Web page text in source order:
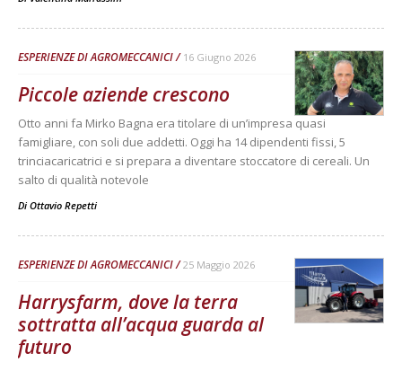
ESPERIENZE DI AGROMECCANICI 16 Giugno 2026
Piccole aziende crescono
Otto anni fa Mirko Bagna era titolare di un’impresa quasi
famigliare, con soli due addetti. Oggi ha 14 dipendenti fissi, 5
trinciacaricatrici e si prepara a diventare stoccatore di cereali. Un
salto di qualità notevole
Di Ottavio Repetti
ESPERIENZE DI AGROMECCANICI 25 Maggio 2026
Harrysfarm, dove la terra
sottratta all’acqua guarda al
futuro